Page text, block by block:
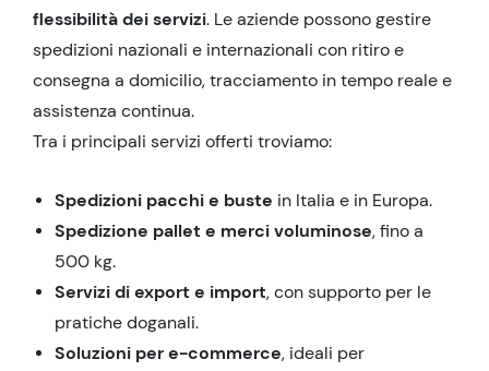
flessibilità dei servizi. Le aziende possono gestire
spedizioni nazionali e internazionali con ritiro e
consegna a domicilio, tracciamento in tempo reale e
assistenza continua.
Tra i principali servizi offerti troviamo:
Spedizioni pacchi e buste in Italia e in Europa.
Spedizione pallet e merci voluminose, fino a
500 kg.
Servizi di export e import, con supporto per le
pratiche doganali.
Soluzioni per e-commerce, ideali per